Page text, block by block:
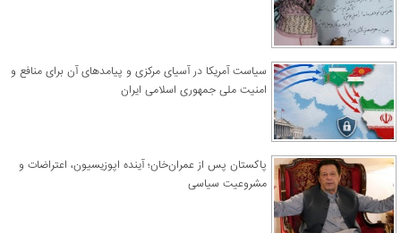
سیاست آمریکا در آسیای مرکزی و پیامدهای آن برای منافع و
امنیت ملی جمهوری اسلامی ایران
پاکستان پس از عمران‌خان؛ آینده اپوزیسیون، اعتراضات و
مشروعیت سیاسی